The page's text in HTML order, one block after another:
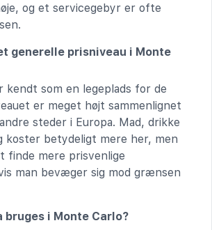
og et servicegebyr er ofte
generelle prisniveau i Monte
kendt som en legeplads for de
er meget højt sammenlignet
steder i Europa. Mad, drikke
koster betydeligt mere her, men
finde mere prisvenlige
man bevæger sig mod grænsen
bruges i Monte Carlo?